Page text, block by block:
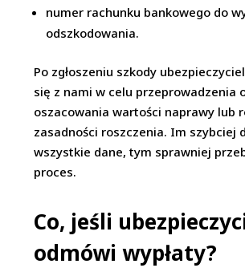
numer rachunku bankowego do
odszkodowania.
Po zgłoszeniu szkody
się z nami w celu przeprowadzenia
oszacowania wartości naprawy lub
zasadności roszczenia. Im szybciej
wszystkie dane, tym sprawniej
proces.
Co, jeśli
odmówi wypłaty?